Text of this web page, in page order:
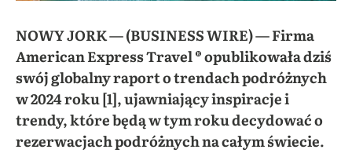
NOWY JORK — (BUSINESS WIRE) — Firma
American Express Travel ® opublikowała dziś
swój globalny raport o trendach podróżnych
w 2024 roku [1], ujawniający inspiracje i
trendy, które będą w tym roku decydować o
rezerwacjach podróżnych na całym świecie.